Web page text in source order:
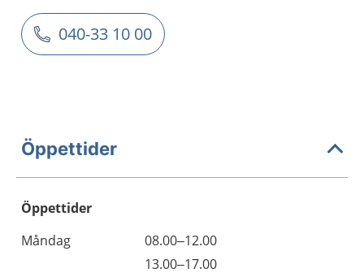
040-33 10 00
Öppettider
Öppettider
Dag
Öppettider
Kommentarer
Måndag
08.00–12.00
13.00–17.00